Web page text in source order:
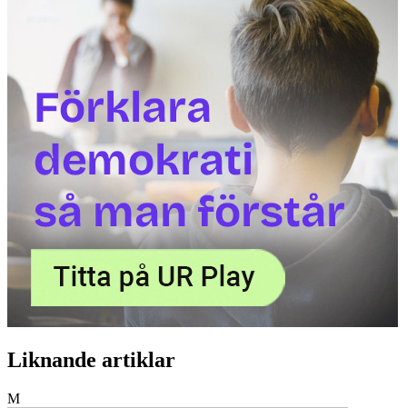
Liknande artiklar
M